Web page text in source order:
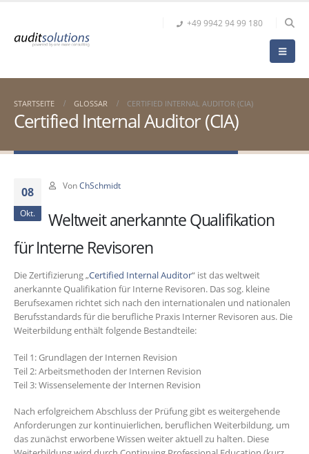
+49 9942 94 99 180
STARTSEITE GLOSSAR CERTIFIED INTERNAL AUDITOR (CIA)
Certified Internal Auditor (CIA)
08
Okt.
Von ChSchmidt
Weltweit anerkannte Qualifikation
für Interne Revisoren
Die Zertifizierung „Certified Internal Auditor“ ist das weltweit
anerkannte Qualifikation für Interne Revisoren. Das sog. kleine
Berufsexamen richtet sich nach den internationalen und nationalen
Berufsstandards für die berufliche Praxis Interner Revisoren aus. Die
Weiterbildung enthält folgende Bestandteile:
Teil 1: Grundlagen der Internen Revision
Teil 2: Arbeitsmethoden der Internen Revision
Teil 3: Wissenselemente der Internen Revision
Nach erfolgreichem Abschluss der Prüfung gibt es weitergehende
Anforderungen zur kontinuierlichen, beruflichen Weiterbildung, um
das zunächst erworbene Wissen weiter aktuell zu halten. Diese